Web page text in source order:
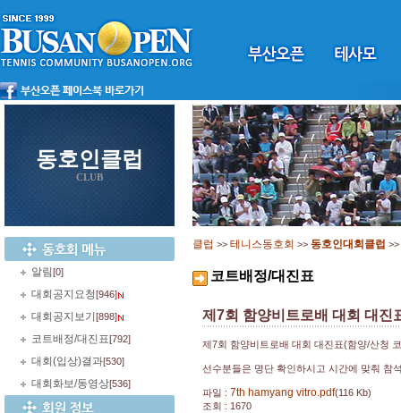
동호인클럽
CLUB
알림[0]
대회공지요청[946]
대회공지보기 [898]
코트배정/대진표[792]
대회(입상)결과[530]
대회화보/동영상[536]
클럽 >> 테니스동호회 >> 동호인대회클럽 >>
코트배정/대진표
제7회 함양비트로배 대회 대진
제7회 함양비트로배 대회 대진표(함양/산청
선수분들은 명단 확인하시고 시간에 맞춰 참
파일 : 7th hamyang vitro.pdf(116 Kb)
조회 : 1670